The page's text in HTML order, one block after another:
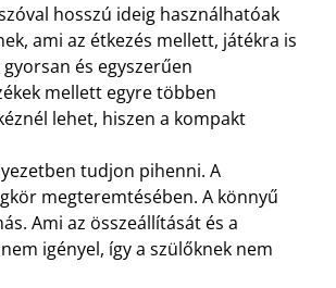
hosszú ideig használhatóak
ami az étkezés mellett, játékra is
és egyszerűen
mellett egyre többen
lehet, hiszen a kompakt
tudjon pihenni. A
megteremtésében. A könnyű
Ami az összeállítását és a
igényel, így a szülőknek nem